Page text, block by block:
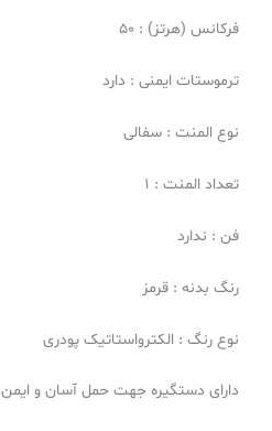
فرکانس (هرتز) : 50
ترموستات ایمنی : دارد
نوع المنت : سفالی
تعداد المنت : 1
فن : ندارد
رنگ بدنه : قرمز
نوع رنگ : الکترواستاتیک پودری
دارای دستگیره جهت حمل آسان و ایمن